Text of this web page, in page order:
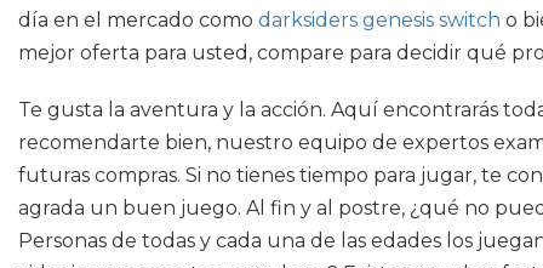
día en el mercado como darksiders genesis switch o
mejor oferta para usted, compare para decidir qué
Te gusta la aventura y la acción. Aquí encontrarás
recomendarte bien, nuestro equipo de expertos
futuras compras. Si no tienes tiempo para jugar, te
agrada un buen juego. Al fin y al postre, ¿qué no
Personas de todas y cada una de las edades los